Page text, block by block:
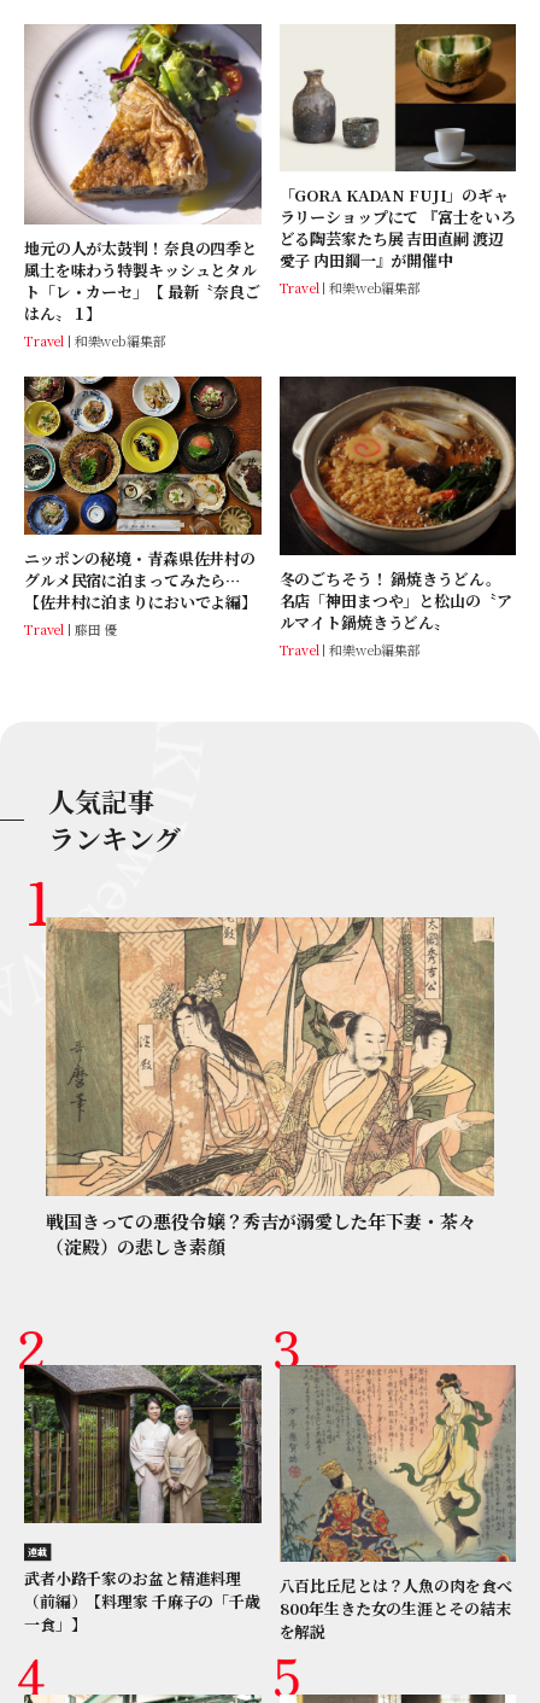
地元の人が太鼓判！奈良の四季と
風土を味わう特製キッシュとタル
ト「レ・カーセ」【 最新〝奈良ご
はん〟１】
Travel 和樂web編集部
「GORA KADAN FUJI」のギャ
ラリーショップにて 『富士をいろ
どる陶芸家たち展 吉田直嗣 渡辺
愛子 内田鋼一』が開催中
Travel 和樂web編集部
ニッポンの秘境・青森県佐井村の
グルメ民宿に泊まってみたら…
【佐井村に泊まりにおいでよ編】
Travel 藤田 優
冬のごちそう！ 鍋焼きうどん。
名店「神田まつや」と松山の〝ア
ルマイト鍋焼きうどん〟
Travel 和樂web編集部
人気記事
ランキング
戦国きっての悪役令嬢？秀吉が溺愛した年下妻・茶々
（淀殿）の悲しき素顔
連載
武者小路千家のお盆と精進料理
（前編）【料理家 千麻子の「千歳
一食」】
八百比丘尼とは？人魚の肉を食べ
800年生きた女の生涯とその結末
を解説